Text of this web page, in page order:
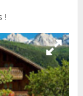
!